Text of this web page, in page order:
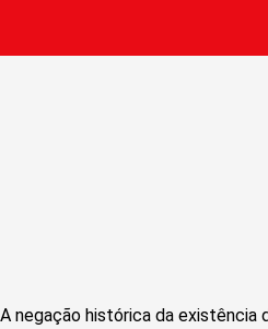
A negação histórica da existência